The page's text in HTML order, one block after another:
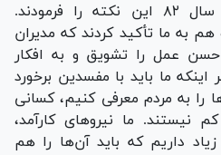
رهبر انقلاب نیز در دیدار سال ۸۲ این نکته را فرمودند.
به ما تأکید کردند که مدیران
عمل را تشویق و به افکار
ما باید با مفسدین برخورد
را به مردم معرفی کنیم، کسانی
ما نیروهای کارآمد،
داریم که باید آن‌ها را هم